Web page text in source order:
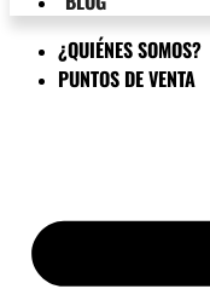
¿QUIÉNES SOMOS?
PUNTOS DE VENTA